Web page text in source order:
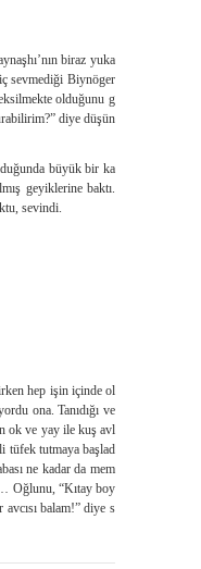
biraz yuka
sevmediği Biynöger
olduğunu g
diye düşün
büyük bir ka
geyiklerine baktı.
sevindi.
hep işin içinde ol
ona. Tanıdığı ve
ok ve yay ile kuş avl
tüfek tutmaya başlad
ne kadar da mem
Oğlunu, “Kıtay boy
balam!” diye s